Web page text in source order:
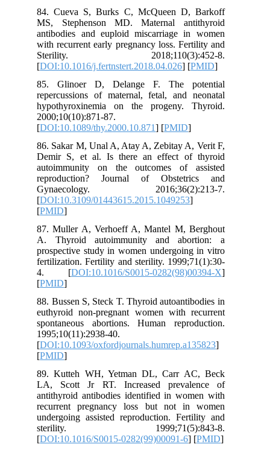
84. Cueva S, Burks C, McQueen D, Barkoff
MS, Stephenson MD. Maternal antithyroid
antibodies and euploid miscarriage in women
with recurrent early pregnancy loss. Fertility and
Sterility. 2018;110(3):452-8.
[DOI:10.1016/j.fertnstert.2018.04.026] [PMID
85. Glinoer D, Delange F. The potential
repercussions of maternal, fetal, and neonatal
hypothyroxinemia on the progeny. Thyroid.
2000;10(10):871-87.
[DOI:10.1089/thy.2000.10.871] [PMID
86. Sakar M, Unal A, Atay A, Zebitay A, Verit F,
Demir S, et al. Is there an effect of thyroid
autoimmunity on the outcomes of assisted
reproduction? Journal of Obstetrics and
Gynaecology. 2016;36(2):213-7.
[DOI:10.3109/01443615.2015.1049253
[PMID
87. Muller A, Verhoeff A, Mantel M, Berghout
A. Thyroid autoimmunity and abortion: a
prospective study in women undergoing in vitro
fertilization. Fertility and sterility. 1999;71(1):30-
4. [DOI:10.1016/S0015-0282(98)00394-X
[PMID
88. Bussen S, Steck T. Thyroid autoantibodies in
euthyroid non-pregnant women with recurrent
spontaneous abortions. Human reproduction.
1995;10(11):2938-40.
[DOI:10.1093/oxfordjournals.humrep.a135823
[PMID
89. Kutteh WH, Yetman DL, Carr AC, Beck
LA, Scott Jr RT. Increased prevalence of
antithyroid antibodies identified in women with
recurrent pregnancy loss but not in women
undergoing assisted reproduction. Fertility and
sterility. 1999;71(5):843-8.
[DOI:10.1016/S0015-0282(99)00091-6] [PMID